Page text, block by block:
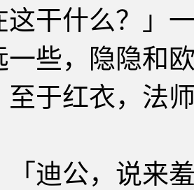
这干什么？」
一些，隐隐和
红衣，法师
公，说来羞